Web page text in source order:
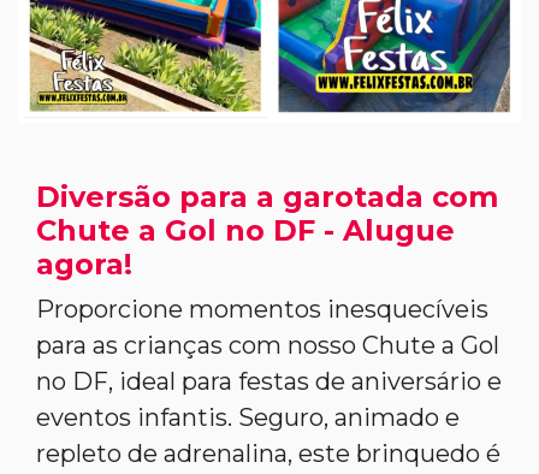
Diversão para a garotada com
Chute a Gol no DF - Alugue
agora!
Proporcione momentos inesquecíveis
para as crianças com nosso Chute a Gol
no DF, ideal para festas de aniversário e
eventos infantis. Seguro, animado e
repleto de adrenalina, este brinquedo é